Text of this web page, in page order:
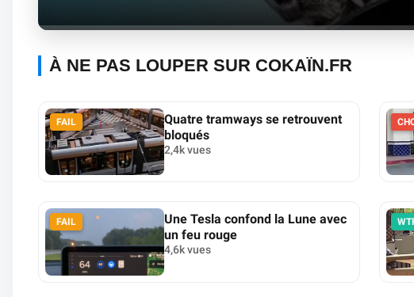
À NE PAS LOUPER SUR COKAÏN.FR
FAIL
Quatre tramways se retrouvent
bloqués
2,4k vues
FAIL
Une Tesla confond la Lune avec
un feu rouge
4,6k vues